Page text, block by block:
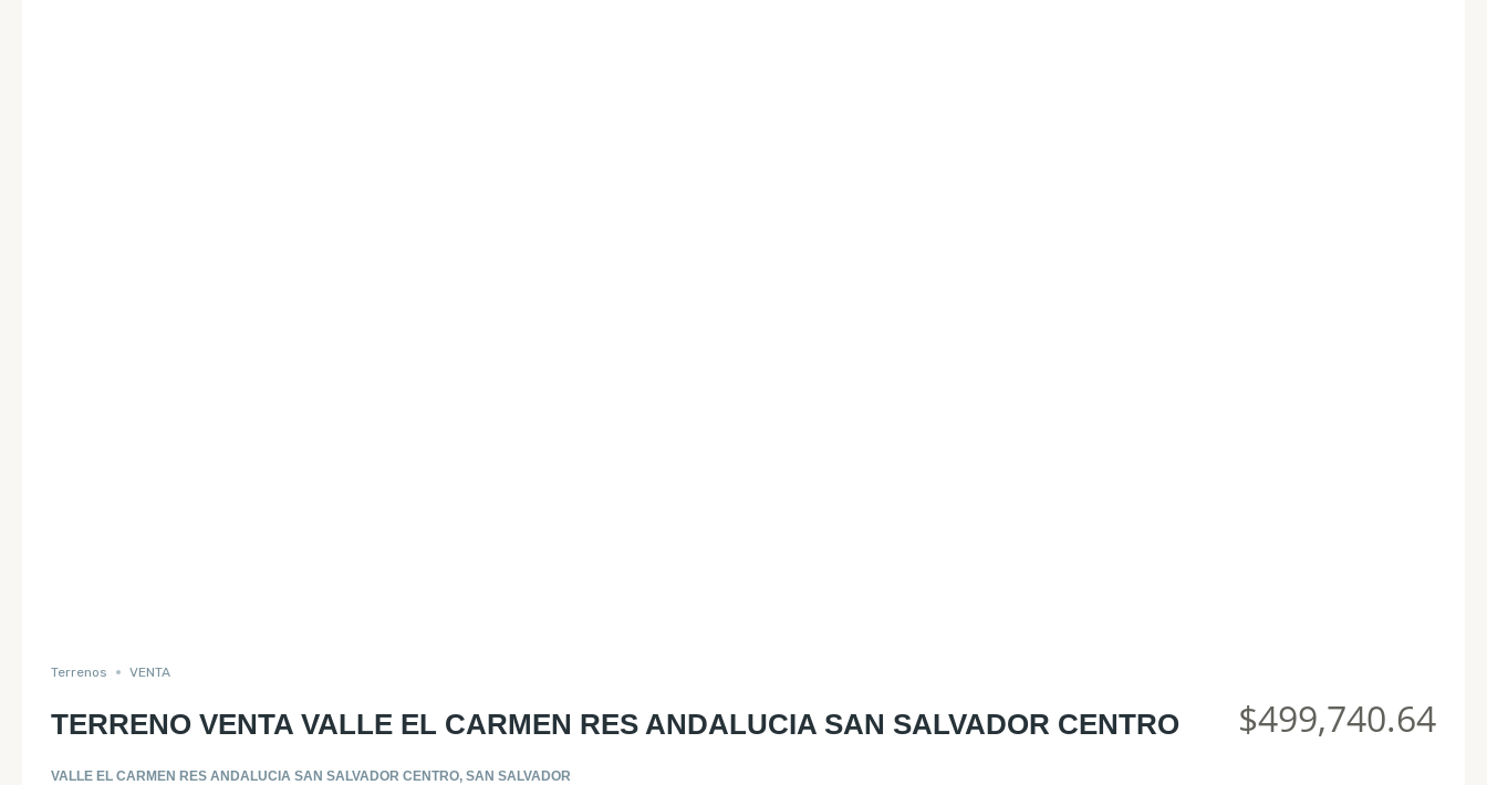
Terrenos VENTA
TERRENO VENTA VALLE EL CARMEN RES ANDALUCIA SAN SALVADOR CENTRO
VALLE EL CARMEN RES ANDALUCIA SAN SALVADOR CENTRO, SAN SALVADOR
$499,740.64